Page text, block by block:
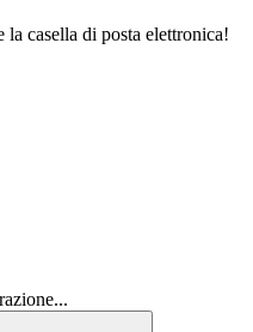
casella di posta elettronica!